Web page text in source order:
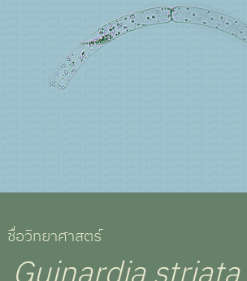
ชื่อวิทยาศาสตร์
Guinardia striata